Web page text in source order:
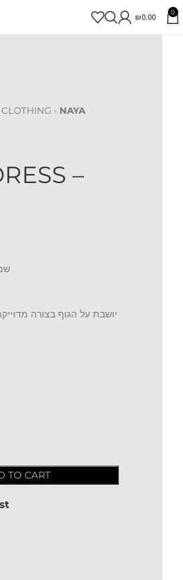
0
₪0.00
» NAYA
–
יושבת על הגוף בצורה
TO CART